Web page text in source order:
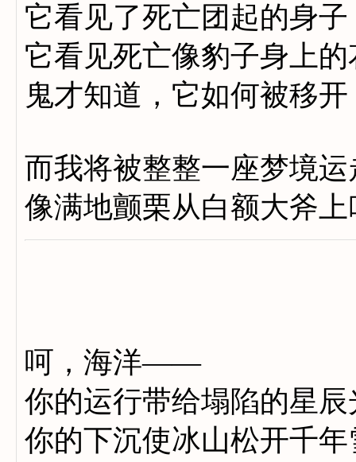
它看见了死亡团起的身子
它看见死亡像豹子身上的
鬼才知道，它如何被移开
而我将被整整一座梦境运
像满地颤栗从白额大斧上
呵，海洋——
你的运行带给塌陷的星辰
你的下沉使冰山松开千年